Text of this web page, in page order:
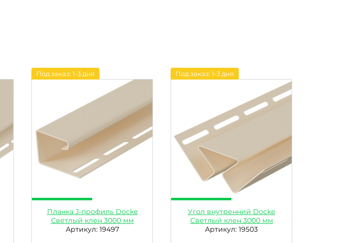
Под заказ: 1-3 дня
Планка J-профиль Docke
Светлый клен 3000 мм
Артикул: 19497
Под заказ: 1-3 дня
Угол внутренний Docke
Светлый клен 3000 мм
Артикул: 19503